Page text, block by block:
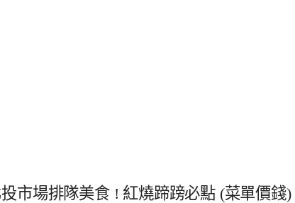
市場排隊美食 ! 紅燒蹄䠙必點 (菜單價錢)